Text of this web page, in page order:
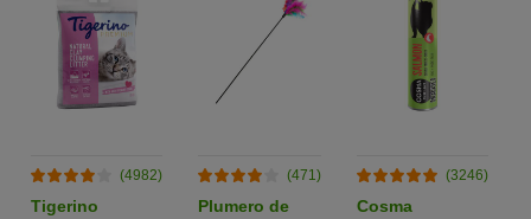
(4982)
Tigerino
(471)
Plumero de
(3246)
Cosma